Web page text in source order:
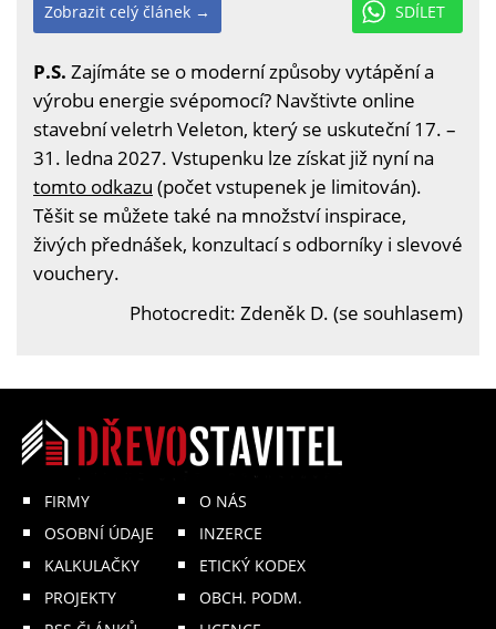
SDÍLET
Zobrazit celý článek →
P.S. Zajímáte se o moderní způsoby vytápění a
výrobu energie svépomocí? Navštivte online
stavební veletrh Veleton, který se uskuteční 17. –
31. ledna 2027. Vstupenku lze získat již nyní na
tomto odkazu (počet vstupenek je limitován).
Těšit se můžete také na množství inspirace,
živých přednášek, konzultací s odborníky i slevové
vouchery.
Photocredit: Zdeněk D. (se souhlasem)
FIRMY
OSOBNÍ ÚDAJE
KALKULAČKY
PROJEKTY
O NÁS
INZERCE
ETICKÝ KODEX
OBCH. PODM.